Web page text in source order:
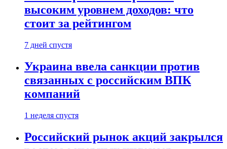
высоким уровнем доходов: что
стоит за рейтингом
7 дней спустя
Украина ввела санкции против
связанных с российским ВПК
компаний
1 неделя спустя
Российский рынок акций закрылся